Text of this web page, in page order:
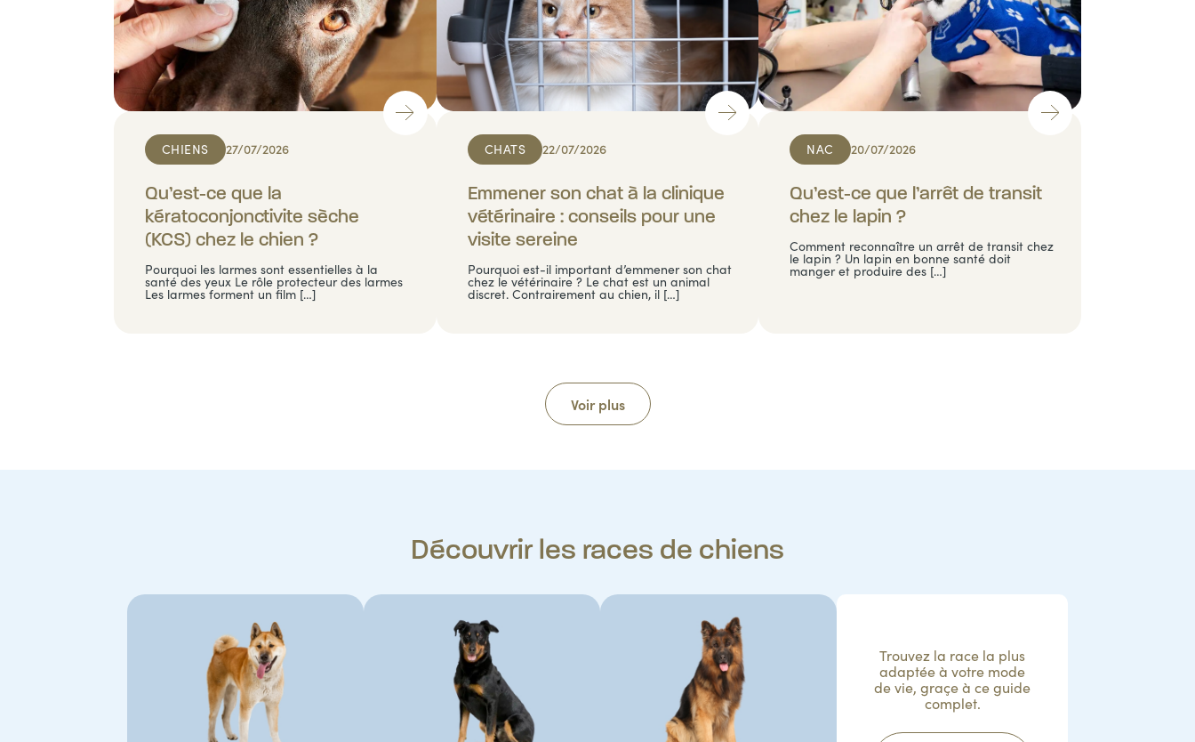
CHIENS 27/07/2026
Qu’est-ce que la
kératoconjonctivite sèche
(KCS) chez le chien ?
Pourquoi les larmes sont essentielles à la
santé des yeux Le rôle protecteur des larmes
Les larmes forment un film […]
CHATS 22/07/2026
Emmener son chat à la clinique
vétérinaire : conseils pour une
visite sereine
Pourquoi est-il important d’emmener son chat
chez le vétérinaire ? Le chat est un animal
discret. Contrairement au chien, il […]
NAC 20/07/2026
Qu’est-ce que l’arrêt de transit
chez le lapin ?
Comment reconnaître un arrêt de transit chez
le lapin ? Un lapin en bonne santé doit
manger et produire des […]
Voir plus
Découvrir les races de chiens
Trouvez la race la plus
adaptée à votre mode
de vie, graçe à ce guide
complet.